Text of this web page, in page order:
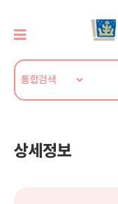
상세정보